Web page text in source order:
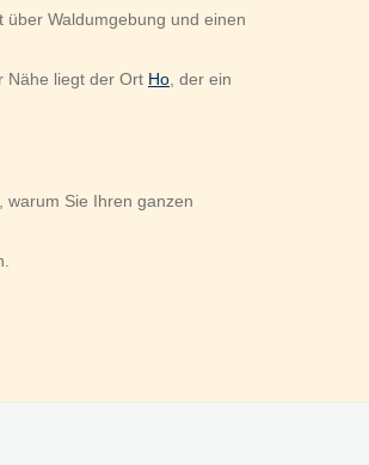
Waldumgebung und einen
Nähe liegt der Ort Ho , der ein
warum Sie Ihren ganzen